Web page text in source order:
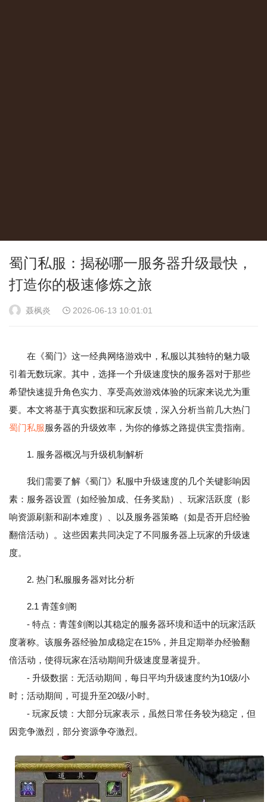
蜀门私服：揭秘哪一服务器升级最快，
打造你的极速修炼之旅
聂枫炎 2026-06-13 10:01:01
在《蜀门》这一经典网络游戏中，私服以其独特的魅力吸
引着无数玩家。其中，选择一个升级速度快的服务器对于那些
希望快速提升角色实力、享受高效游戏体验的玩家来说尤为重
要。本文将基于真实数据和玩家反馈，深入分析当前几大热门
蜀门私服服务器的升级效率，为你的修炼之路提供宝贵指南。
1. 服务器概况与升级机制解析
我们需要了解《蜀门》私服中升级速度的几个关键影响因
素：服务器设置（如经验加成、任务奖励）、玩家活跃度（影
响资源刷新和副本难度）、以及服务器策略（如是否开启经验
翻倍活动）。这些因素共同决定了不同服务器上玩家的升级速
度。
2. 热门私服服务器对比分析
2.1 青莲剑阁
- 特点：青莲剑阁以其稳定的服务器环境和适中的玩家活跃
度著称。该服务器经验加成稳定在15%，并且定期举办经验翻
倍活动，使得玩家在活动期间升级速度显著提升。
- 升级数据：无活动期间，每日平均升级速度约为10级/小
时；活动期间，可提升至20级/小时。
- 玩家反馈：大部分玩家表示，虽然日常任务较为稳定，但
因竞争激烈，部分资源争夺激烈。